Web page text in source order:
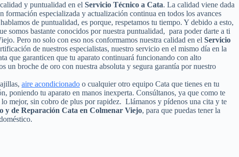
y puntualidad en el Servicio Técnico a Cata. La calidad viene dada
formación especializada y actualización continua en todos los avances
de puntualidad, es porque, respetamos tu tiempo. Y debido a esto,
somos bastante conocidos por nuestra puntualidad, para poder darte a ti
Pero no solo con eso nos conformamos nuestra calidad en el Servicio
de nuestros especialistas, nuestro servicio en el mismo día en la
que garanticen que tu aparato continuará funcionando con alto
broche de oro con nuestra absoluta y segura garantía por nuestro
aire acondicionado o cualquier otro equipo Cata que tienes en tu
poniendo tu aparato en manos inexperta. Consúltanos, ya que como te
mejor, sin cobro de plus por rapidez. Llámanos y pídenos una cita y te
y de Reparación Cata en Colmenar Viejo, para que puedas tener la